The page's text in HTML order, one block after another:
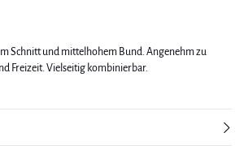
Schnitt und mittelhohem Bund. Angenehm zu
Freizeit. Vielseitig kombinierbar.